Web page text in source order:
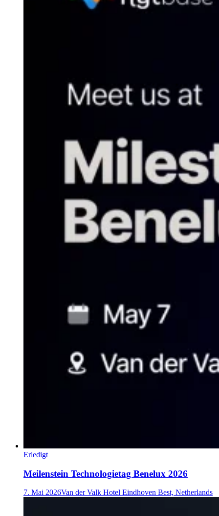
Erledigt
Meilenstein Technologietag Benelux 2026
7. Mai 2026Van der Valk Hotel Eindhoven Best, Netherlands